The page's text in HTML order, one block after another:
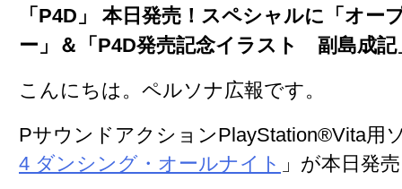
「P4D」 本日発売！スペシャルに「オー
ー」＆「P4D発売記念イラスト 副島成記
こんにちは。ペルソナ広報です。
PサウンドアクションPlayStation®Vita用
4 ダンシング・オールナイト 」が本日発